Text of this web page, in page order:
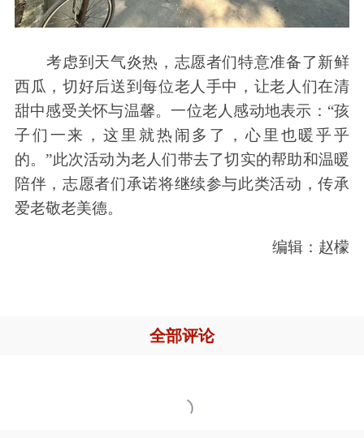
考虑到天气炎热，志愿者们特意准备了新鲜
西瓜，切好后送到每位老人手中，让老人们在清
甜中感受关怀与温馨。一位老人感动地表示：“孩
子们一来，这里就热闹多了，心里也暖乎乎
的。”此次活动为老人们带去了切实的帮助和温暖
陪伴，志愿者们承诺将继续参与此类活动，传承
爱老敬老美德。
编辑：赵檬
全部评论
